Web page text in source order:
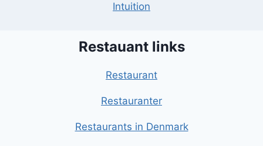
Intuition
Restauant links
Restaurant
Restauranter
Restaurants in Denmark